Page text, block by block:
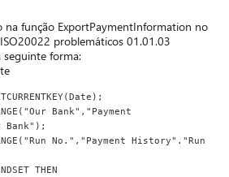
na função ExportPaymentInformation no
problemáticos 01.01.03
forma:
Bank");
FINDSET THEN